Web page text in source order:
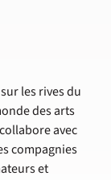
les rives du
des arts
avec
compagnies
et